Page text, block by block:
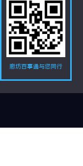
廊坊百事通与您同行